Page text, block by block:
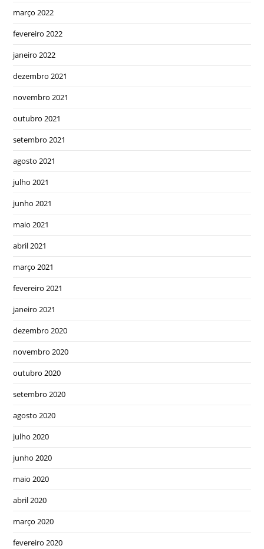
março 2022
fevereiro 2022
janeiro 2022
dezembro 2021
novembro 2021
outubro 2021
setembro 2021
agosto 2021
julho 2021
junho 2021
maio 2021
abril 2021
março 2021
fevereiro 2021
janeiro 2021
dezembro 2020
novembro 2020
outubro 2020
setembro 2020
agosto 2020
julho 2020
junho 2020
maio 2020
abril 2020
março 2020
fevereiro 2020